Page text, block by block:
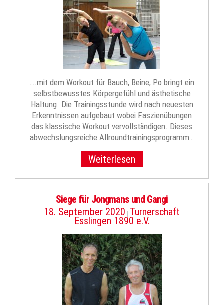
….mit dem Workout für Bauch, Beine, Po bringt ein
selbstbewusstes Körpergefühl und ästhetische
Haltung. Die Trainingsstunde wird nach neuesten
Erkenntnissen aufgebaut wobei Faszienübungen
das klassische Workout vervollständigen. Dieses
abwechslungsreiche Allroundtrainingsprogramm…
Weiterlesen
Siege für Jongmans und Gangi
18. September 2020 | Turnerschaft
Esslingen 1890 e.V.